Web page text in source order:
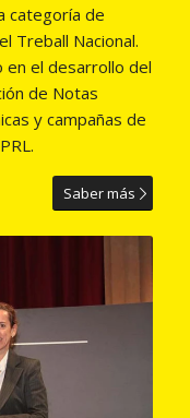
categoría de
Treball Nacional.
en el desarrollo del
de Notas
y campañas de
Saber más